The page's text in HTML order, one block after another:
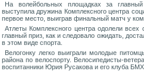
На волейбольных площадках за
выступила дружина Комплексного центра
первое место, выиграв финальный матч у
Атлеты Комплексного центра одолели
главный приз, как и следовало ожидать,
в этом виде спорта.
Велогонку легко выиграли молодые
района по велоспорту. Велосипедисты-
воспитанники Юрия Русакова и его клуба БМХ.